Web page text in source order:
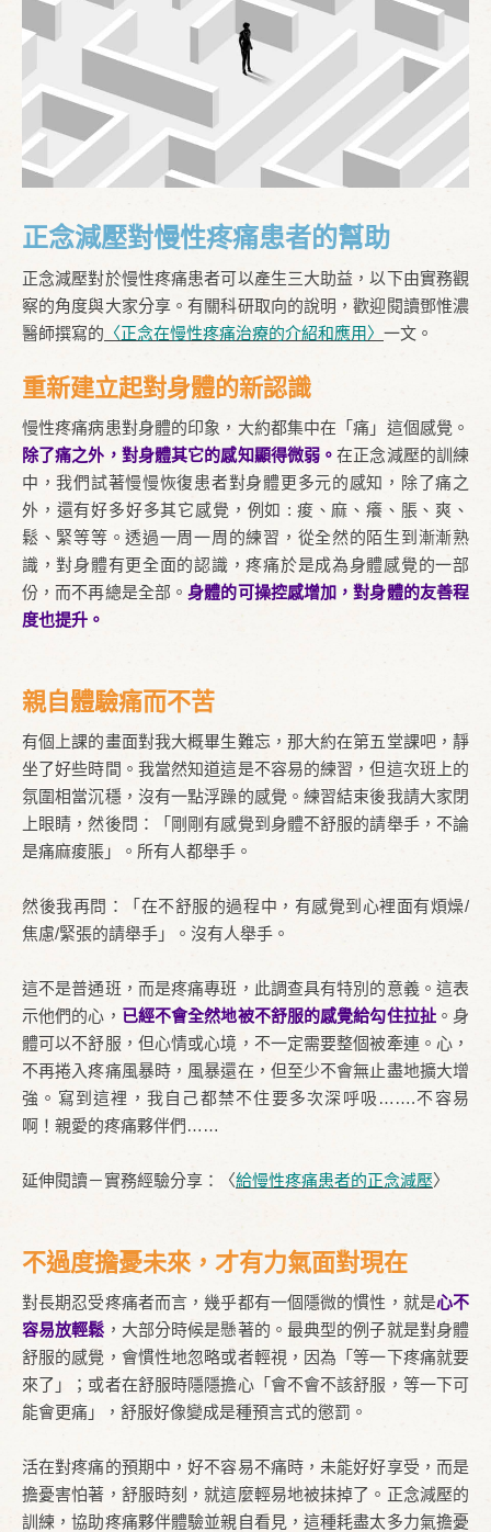
正念減壓對慢性疼痛患者的幫助
正念減壓對於慢性疼痛患者可以產生三大助益，以下由實務觀
察的角度與大家分享。有關科研取向的說明，歡迎閱讀鄧惟濃
醫師撰寫的 〈正念在慢性疼痛治療的介紹和應用〉 一文。
重新建立起對身體的新認識
慢性疼痛病患對身體的印象，大約都集中在「痛」這個感覺。
除了痛之外，對身體其它的感知顯得微弱。在正念減壓的訓練
中，我們試著慢慢恢復患者對身體更多元的感知，除了痛之
外，還有好多好多其它感覺，例如 : 痠、麻、癢、脹、爽、
鬆、緊等等。透過一周一周的練習，從全然的陌生到漸漸熟
識，對身體有更全面的認識，疼痛於是成為身體感覺的一部
份，而不再總是全部。身體的可操控感增加，對身體的友善程
度也提升。
親自體驗痛而不苦
有個上課的畫面對我大概畢生難忘，那大約在第五堂課吧，靜
坐了好些時間。我當然知道這是不容易的練習，但這次班上的
氛圍相當沉穩，沒有一點浮躁的感覺。練習結束後我請大家閉
上眼睛，然後問：「剛剛有感覺到身體不舒服的請舉手，不論
是痛麻痠脹」。所有人都舉手。
然後我再問：「在不舒服的過程中，有感覺到心裡面有煩燥/
焦慮/緊張的請舉手」。沒有人舉手。
這不是普通班，而是疼痛專班，此調查具有特別的意義。這表
示他們的心， 已經不會全然地被不舒服的感覺給勾住拉扯。身
體可以不舒服，但心情或心境，不一定需要整個被牽連。心，
不再捲入疼痛風暴時，風暴還在，但至少不會無止盡地擴大增
強。寫到這裡，我自己都禁不住要多次深呼吸…….不容易
啊！親愛的疼痛夥伴們……
延伸閱讀－實務經驗分享：〈給慢性疼痛患者的正念減壓〉
不過度擔憂未來，才有力氣面對現在
對長期忍受疼痛者而言，幾乎都有一個隱微的慣性，就是心不
容易放輕鬆 ，大部分時候是懸著的。最典型的例子就是對身體
舒服的感覺，會慣性地忽略或者輕視，因為「等一下疼痛就要
來了」；或者在舒服時隱隱擔心「會不會不該舒服，等一下可
能會更痛」，舒服好像變成是種預言式的懲罰。
活在對疼痛的預期中，好不容易不痛時，未能好好享受，而是
擔憂害怕著，舒服時刻，就這麼輕易地被抹掉了。正念減壓的
訓練，協助疼痛夥伴體驗並親自看見，這種耗盡太多力氣擔憂